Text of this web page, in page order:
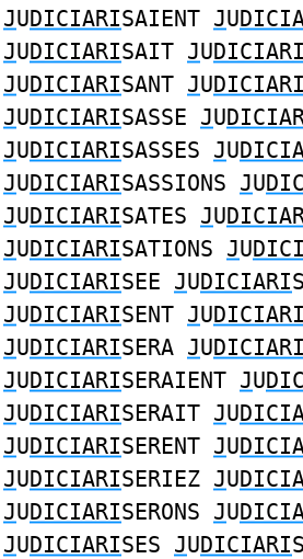
JUDICIARISAIENT JU
JUDICIARISAIT JUDICIARI
JUDICIARISANT JUDICIARI
JUDICIARISASSE JU
JUDICIARISASSES JU
JUDICIARISASSIONS JU
JUDICIARISATES JU
JUDICIARISATIONS JU
JUDICIARISEE JUDICIARI
JUDICIARISENT JUDICIARI
JUDICIARISERA JUDICIARI
JUDICIARISERAIENT JU
JUDICIARISERAIT JU
JUDICIARISERENT JU
JUDICIARISERIEZ JU
JUDICIARISERONS JU
JUDICIARISES JUDICIARI